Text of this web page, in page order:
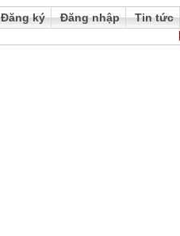
Đăng ký Đăng nhập Tin tức